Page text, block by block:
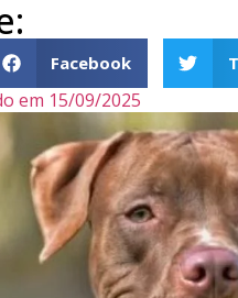
Facebook
em 15/09/2025